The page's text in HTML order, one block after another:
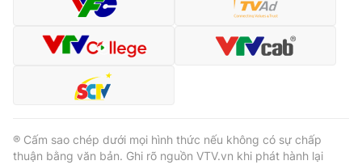
THỜI BÁO VTV
Cơ quan chủ quản:Đài Truyền hình Việt Nam
® Cấm sao chép dưới mọi hình thức nếu không có sự chấp
thuận bằng văn bản. Ghi rõ nguồn VTV.vn khi phát hành lại